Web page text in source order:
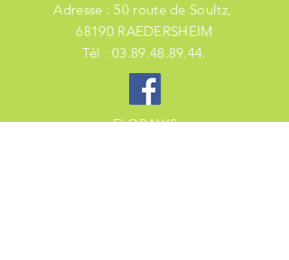
Adresse : 50 route de Soultz,
68190 RAEDERSHEIM
Tél :03.89.48.89.44.
FLORALYS